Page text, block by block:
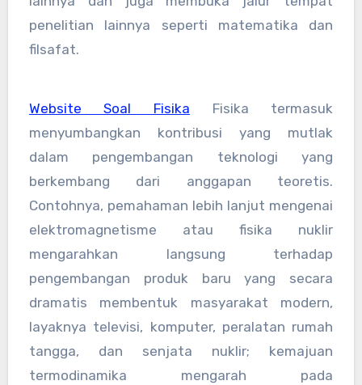
penelitian lainnya seperti matematika dan
filsafat.
Website Soal Fisika Fisika termasuk
menyumbangkan kontribusi yang mutlak
dalam pengembangan teknologi yang
berkembang dari anggapan teoretis.
Contohnya, pemahaman lebih lanjut mengenai
elektromagnetisme atau fisika nuklir
mengarahkan langsung terhadap
pengembangan produk baru yang secara
dramatis membentuk masyarakat modern,
layaknya televisi, komputer, peralatan rumah
tangga, dan senjata nuklir; kemajuan
termodinamika mengarah pada